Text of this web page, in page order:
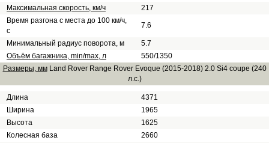
Максимальная скорость, км/ч
217
Время разгона с места до 100 км/ч,
с
7.6
Минимальный радиус поворота, м
5.7
Объём багажника, min/max, л
550/1350
Размеры, ммLand Rover Range Rover Evoque (2015-2018) 2.0 Si4 coupe (240
л.с.)
Длина
4371
Ширина
1965
Высота
1625
Колесная база
2660